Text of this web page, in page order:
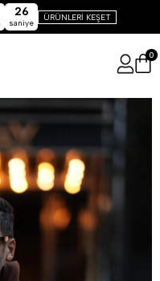
26
saniye
ÜRÜNLERİ KEŞET
0